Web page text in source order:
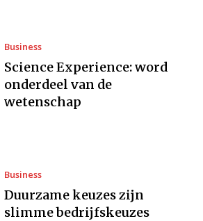
Business
Science Experience: word
onderdeel van de
wetenschap
Business
Duurzame keuzes zijn
slimme bedrijfskeuzes